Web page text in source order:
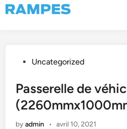
Skip
to
PostedUncategorized
Passerelle de
byadmin • avril 10, 2021